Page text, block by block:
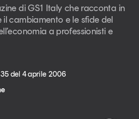
di GS1 Italy che racconta in
cambiamento e le sfide del
a professionisti e
del 4 aprile 2006